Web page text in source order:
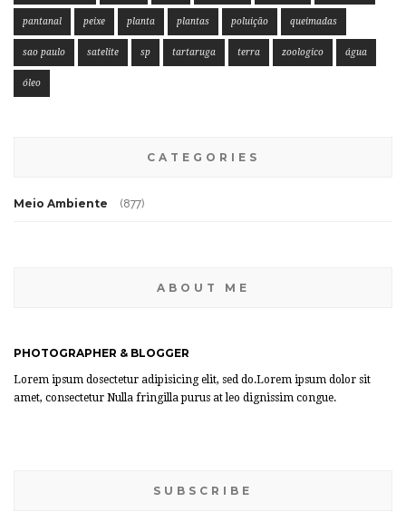
pantanal peixe planta plantas poluição queimadas
sao paulo satelite sp tartaruga terra zoologico água
óleo
CATEGORIES
Meio Ambiente (877)
ABOUT ME
PHOTOGRAPHER & BLOGGER
Lorem ipsum dosectetur adipisicing elit, sed do.Lorem ipsum dolor sit
amet, consectetur Nulla fringilla purus at leo dignissim congue.
SUBSCRIBE